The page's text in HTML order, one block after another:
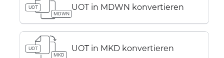
UOT
MDWN
UOT in MDWN konvertieren
UOT
MKD
UOT in MKD konvertieren